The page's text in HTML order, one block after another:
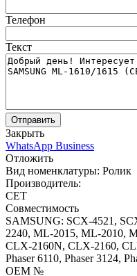
Телефон
Текст
Отправить
Закрыть
WhatsApp Business
Отложить
Вид номенклатуры: Ролик
Производитель:
CET
Совместимость
SAMSUNG: SCX-4521,
2240, ML-2015, ML-2010,
CLX-2160N, CLX-2160,
Phaser 6110, Phaser 3124,
OEM №